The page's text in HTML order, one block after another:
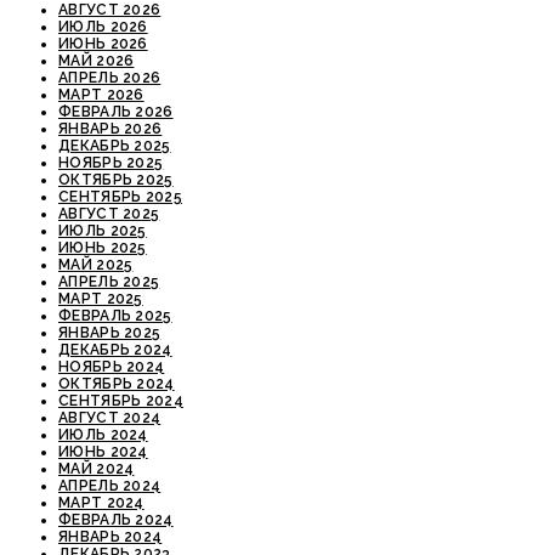
АВГУСТ 2026
ИЮЛЬ 2026
ИЮНЬ 2026
МАЙ 2026
АПРЕЛЬ 2026
МАРТ 2026
ФЕВРАЛЬ 2026
ЯНВАРЬ 2026
ДЕКАБРЬ 2025
НОЯБРЬ 2025
ОКТЯБРЬ 2025
СЕНТЯБРЬ 2025
АВГУСТ 2025
ИЮЛЬ 2025
ИЮНЬ 2025
МАЙ 2025
АПРЕЛЬ 2025
МАРТ 2025
ФЕВРАЛЬ 2025
ЯНВАРЬ 2025
ДЕКАБРЬ 2024
НОЯБРЬ 2024
ОКТЯБРЬ 2024
СЕНТЯБРЬ 2024
АВГУСТ 2024
ИЮЛЬ 2024
ИЮНЬ 2024
МАЙ 2024
АПРЕЛЬ 2024
МАРТ 2024
ФЕВРАЛЬ 2024
ЯНВАРЬ 2024